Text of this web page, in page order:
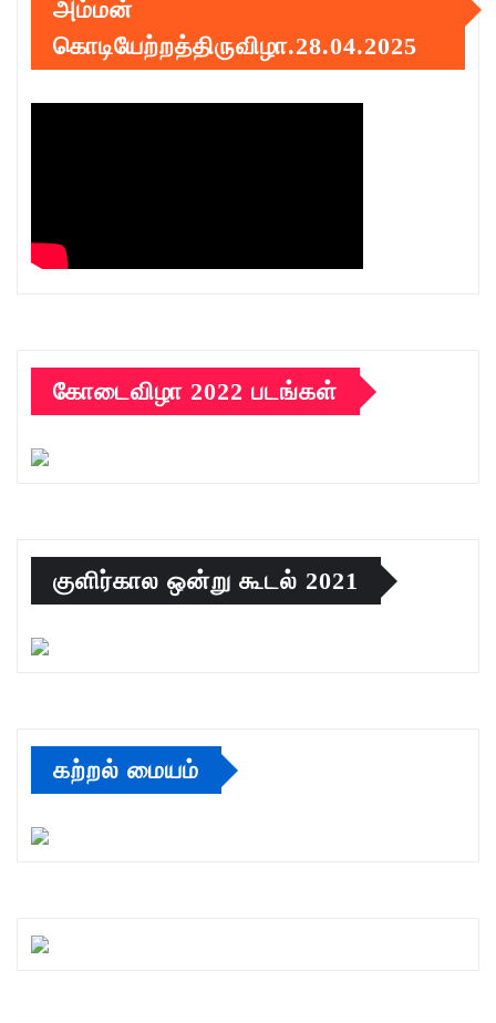
அம்மன்
கொடியேற்றத்திருவிழா.28.04.2025
கோடைவிழா 2022 படங்கள்
குளிர்கால ஒன்று கூடல் 2021
கற்றல் மையம்